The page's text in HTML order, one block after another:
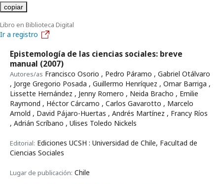
copiar
Libro en Biblioteca Digital
Ir a registro
Epistemología de las ciencias sociales: breve
manual (2007)
Autores/as Francisco Osorio , Pedro Páramo , Gabriel Otálvaro
, Jorge Gregorio Posada , Guillermo Henríquez , Omar Barriga ,
Lissette Hernández , Jenny Romero , Neida Bracho , Emilie
Raymond , Héctor Cárcamo , Carlos Gavarotto , Marcelo
Arnold , David Pájaro-Huertas , Andrés Martínez , Francy Ríos
, Adrián Scríbano , Ulises Toledo Nickels
Editorial: Ediciones UCSH : Universidad de Chile, Facultad de
Ciencias Sociales
Lugar de publicación: Chile